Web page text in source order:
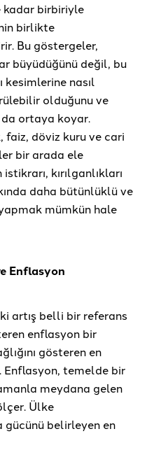
kadar birbiriyle
birlikte
Bu göstergeler,
büyüdüğünü değil, bu
nasıl
olduğunu ve
da ortaya koyar.
faiz, döviz kuru ve cari
bir arada ele
kırılganlıkları
daha bütünlüklü ve
mümkün hale
Enflasyon
artış belli bir referans
enflasyon bir
gösteren en
temelde bir
meydana gelen
Ülke
gücünü belirleyen en